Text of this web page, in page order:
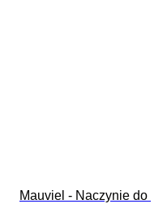
Mauviel - Naczynie do